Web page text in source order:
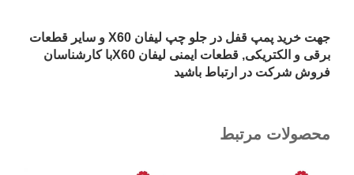
جهت خرید پمپ قفل در جلو چپ لیفان X60 و سایر قطعات
برقی و الکتریکی, قطعات ایمنی لیفان X60با کارشناسان
فروش شرکت در ارتباط باشید
محصولات مرتبط